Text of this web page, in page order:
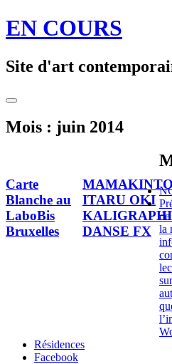
Aller
au
principal
EN COURS
Site d'art
Toggle
Mois : juin 2014
Carte
Blanche au
LaboBis
Bruxelles
ITARU OKI
DANSE FX
la
Résidences
Facebook